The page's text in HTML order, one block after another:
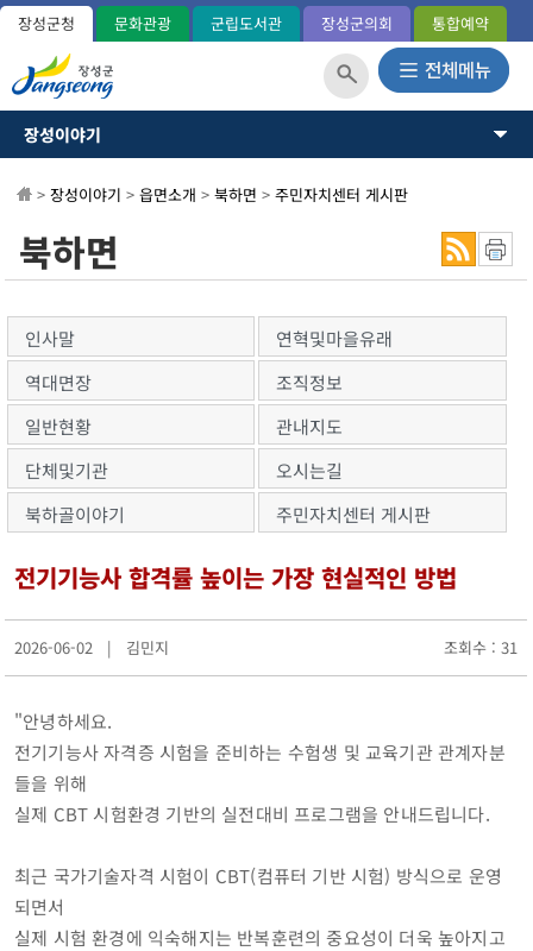
장성군청 문화관광 군립도서관 장성군의회 통합예약
장성이야기
OK 365민원
분야별정보
정보공개
장성이야기
역사와연혁
관내지도
군민헌장
국내외교류
장성군사
장성의상징
상징표시
홍길동 캐릭터
군정운영방향
군정목표/방침
주요업무계획
군청안내
설립목적및주요사업
정관
장학금 기탁 및 후원안내
장학금지원
대학생 등록금 지원사업
홍보자료
온라인 명예의 전당
유관기관(공익제보) 안내
> 장성이야기 > 읍면소개 > 북하면 > 주민자치센터 게시판
북하면
인사말
연혁및마을유래
역대면장
조직정보
일반현황
관내지도
단체및기관
오시는길
북하골이야기
주민자치센터 게시판
전기기능사 합격률 높이는 가장 현실적인 방법
2026-06-02 | 김민지 조회수 : 31
"안녕하세요.
전기기능사 자격증 시험을 준비하는 수험생 및 교육기관 관계자분
들을 위해
실제 CBT 시험환경 기반의 실전대비 프로그램을 안내드립니다.
최근 국가기술자격 시험이 CBT(컴퓨터 기반 시험) 방식으로 운영
되면서
실제 시험 환경에 익숙해지는 반복훈련의 중요성이 더욱 높아지고